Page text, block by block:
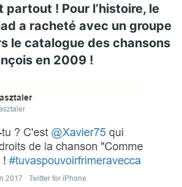
partout ! Pour l’histoire, le
a racheté avec un groupe
le catalogue des chansons
en 2009 !